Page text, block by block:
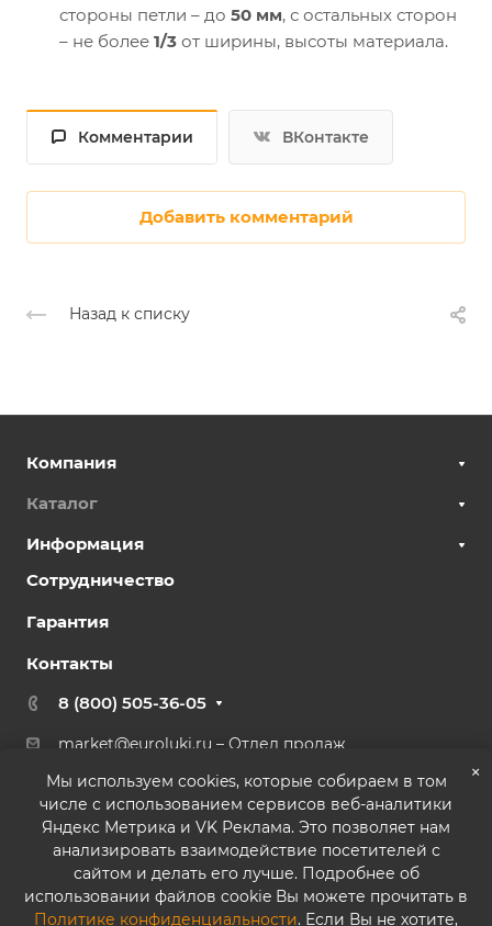
стороны петли – до 50 мм, с остальных сторон
– не более 1/3 от ширины, высоты материала.
Комментарии ВКонтакте
Добавить комментарий
Назад к списку
Компания
Каталог
Информация
Сотрудничество
Гарантия
Контакты
8 (800) 505-36-05
market@euroluki.ru – Отдел продаж
г. Москва, ул. Генерала Белова, 43 к2, офис 27
×
Мы используем cookies, которые собираем в том
числе с использованием сервисов веб-аналитики
Яндекс Метрика и VK Реклама. Это позволяет нам
анализировать взаимодействие посетителей с
сайтом и делать его лучше. Подробнее об
использовании файлов cookie Вы можете прочитать в
Политике конфиденциальности. Если Вы не хотите,